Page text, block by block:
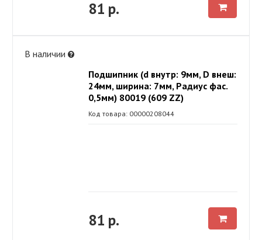
81 р.
В наличии
Подшипник (d внутр: 9мм, D внеш:
24мм, ширина: 7мм, Радиус фас.
0,5мм) 80019 (609 ZZ)
Код товара: 00000208044
81 р.